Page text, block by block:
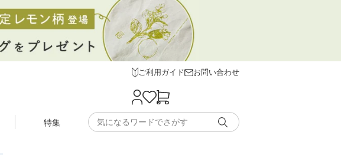
ご利用ガイド お問い合わせ
特集